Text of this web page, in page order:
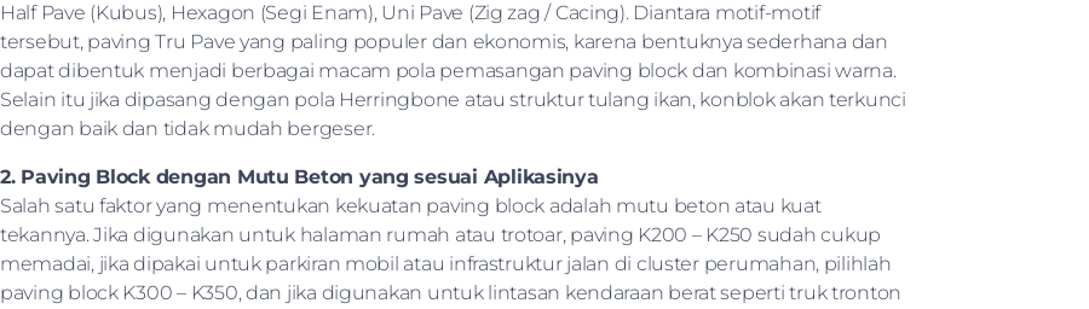
Half Pave (Kubus), Hexagon (Segi Enam), Uni Pave (Zig zag / Cacing). Diantara motif-motif
tersebut, paving Tru Pave yang paling populer dan ekonomis, karena bentuknya sederhana dan
dapat dibentuk menjadi berbagai macam pola pemasangan paving block dan kombinasi warna.
Selain itu jika dipasang dengan pola Herringbone atau struktur tulang ikan, konblok akan terkunci
dengan baik dan tidak mudah bergeser.
2. Paving Block dengan Mutu Beton yang sesuai Aplikasinya
Salah satu faktor yang menentukan kekuatan paving block adalah mutu beton atau kuat
tekannya. Jika digunakan untuk halaman rumah atau trotoar, paving K200 – K250 sudah cukup
memadai, jika dipakai untuk parkiran mobil atau infrastruktur jalan di cluster perumahan, pilihlah
paving block K300 – K350, dan jika digunakan untuk lintasan kendaraan berat seperti truk tronton